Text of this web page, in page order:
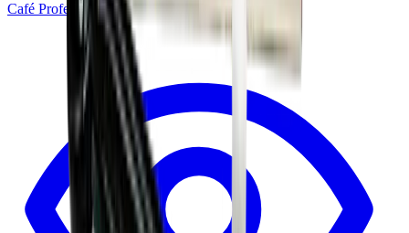
Café Profesional